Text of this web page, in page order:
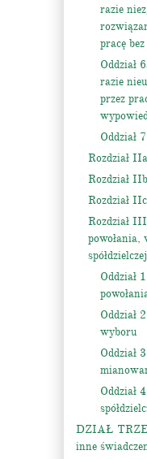
razie
pracę
Oddział
razie
przez
Oddział
Rozdział
Rozdział
Rozdział
Rozdział
Oddział
Oddział
wyboru
Oddział
Oddział
DZIAŁ
inne